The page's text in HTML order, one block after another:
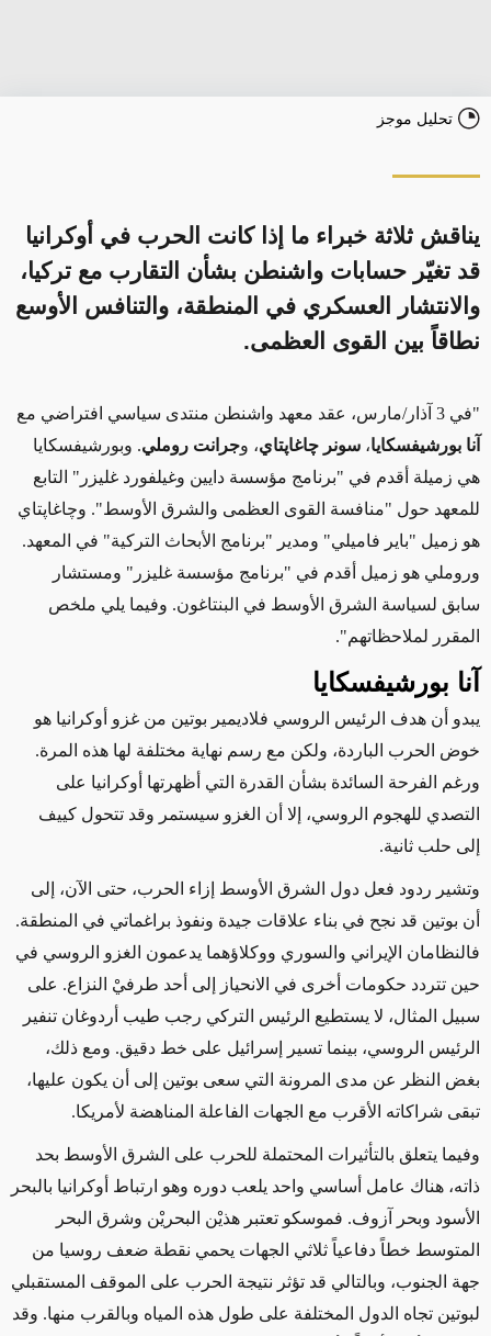
تحليل موجز
يناقش ثلاثة خبراء ما إذا كانت الحرب في أوكرانيا
قد تغيّر حسابات واشنطن بشأن التقارب مع تركيا،
والانتشار العسكري في المنطقة، والتنافس الأوسع
نطاقاً بين القوى العظمى.
"في 3 آذار/مارس، عقد معهد واشنطن منتدى سياسي افتراضي مع
آنا بورشيفسكايا، سونر چاغاپتاي، وجرانت روملي. وبورشيفسكايا
هي زميلة أقدم في "برنامج مؤسسة دايين وغيلفورد غليزر" التابع
للمعهد حول "منافسة القوى العظمى والشرق الأوسط". وچاغاپتاي
هو زميل "باير فاميلي" ومدير "برنامج الأبحاث التركية" في المعهد.
وروملي هو زميل أقدم في "برنامج مؤسسة غليزر" ومستشار
سابق لسياسة الشرق الأوسط في البنتاغون. وفيما يلي ملخص
المقرر لملاحظاتهم".
آنا بورشيفسكايا
يبدو أن هدف الرئيس الروسي فلاديمير بوتين من غزو أوكرانيا هو
خوض الحرب الباردة، ولكن مع رسم نهاية مختلفة لها هذه المرة.
ورغم الفرحة السائدة بشأن القدرة التي أظهرتها أوكرانيا على
التصدي للهجوم الروسي، إلا أن الغزو سيستمر وقد تتحول كييف
إلى حلب ثانية.
وتشير ردود فعل دول الشرق الأوسط إزاء الحرب، حتى الآن، إلى
أن بوتين قد نجح في بناء علاقات جيدة ونفوذ براغماتي في المنطقة.
فالنظامان الإيراني والسوري ووكلاؤهما يدعمون الغزو الروسي في
حين تتردد حكومات أخرى في الانحياز إلى أحد طرفيْ النزاع. على
سبيل المثال، لا يستطيع الرئيس التركي رجب طيب أردوغان تنفير
الرئيس الروسي، بينما تسير إسرائيل على خط دقيق. ومع ذلك،
بغض النظر عن مدى المرونة التي سعى بوتين إلى أن يكون عليها،
تبقى شراكاته الأقرب مع الجهات الفاعلة المناهضة لأمريكا.
وفيما يتعلق بالتأثيرات المحتملة للحرب على الشرق الأوسط بحد
ذاته، هناك عامل أساسي واحد يلعب دوره وهو ارتباط أوكرانيا بالبحر
الأسود وبحر آزوف. فموسكو تعتبر هذيْن البحريْن وشرق البحر
المتوسط خطاً دفاعياً ثلاثي الجهات يحمي نقطة ضعف روسيا من
جهة الجنوب، وبالتالي قد تؤثر نتيجة الحرب على الموقف المستقبلي
لبوتين تجاه الدول المختلفة على طول هذه المياه وبالقرب منها. وقد